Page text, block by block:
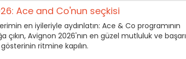
Ace and Co'nun seçkisi
en iyileriyle aydınlatın: Ace & Co programının
çıkın, Avignon 2026'nın en güzel mutluluk ve başarı
ritmine kapılın.